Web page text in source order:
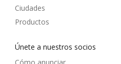
Ciudades
Productos
Únete a nuestros socios
Cómo anunciar